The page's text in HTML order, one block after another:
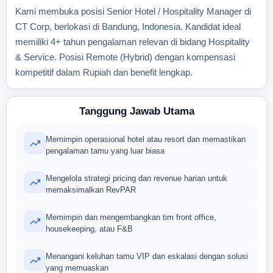
Kami membuka posisi Senior Hotel / Hospitality Manager di
CT Corp, berlokasi di Bandung, Indonesia. Kandidat ideal
memiliki 4+ tahun pengalaman relevan di bidang Hospitality
& Service. Posisi Remote (Hybrid) dengan kompensasi
kompetitif dalam Rupiah dan benefit lengkap.
Tanggung Jawab Utama
Memimpin operasional hotel atau resort dan memastikan
pengalaman tamu yang luar biasa
Mengelola strategi pricing dan revenue harian untuk
memaksimalkan RevPAR
Memimpin dan mengembangkan tim front office,
housekeeping, atau F&B
Menangani keluhan tamu VIP dan eskalasi dengan solusi
yang memuaskan